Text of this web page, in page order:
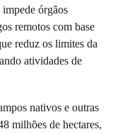
órgãos
remotos com base
reduz os limites da
atividades de
nativos e outras
milhões de hectares,